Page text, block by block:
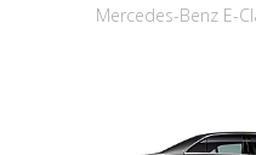
Mercedes-Benz E-